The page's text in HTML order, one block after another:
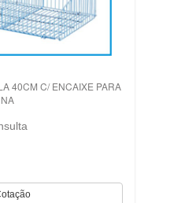
40CM C/ ENCAIXE PARA